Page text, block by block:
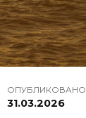
ОПУБЛИКОВАНО
31.03.2026